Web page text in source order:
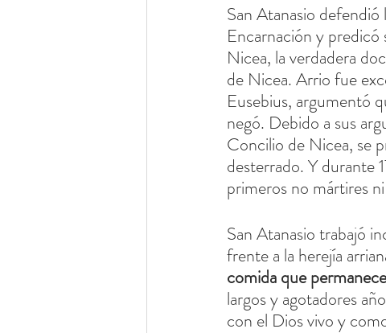
San Atanasio defendió
Encarnación y
Nicea, la verdadera
de Nicea. Arrio fue
Eusebius, argumentó
negó. Debido a sus
Concilio de Nicea, se
desterrado. Y durante
primeros no mártires
San Atanasio trabajó
frente a la herejía
comida que
largos y agotadores
con el Dios vivo y